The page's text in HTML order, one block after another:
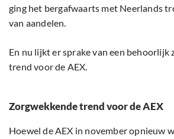
ging het bergafwaarts met Neerlands
van aandelen.
En nu lijkt er sprake van een behoorlijk
trend voor de AEX.
Zorgwekkende trend voor de AEX
Hoewel de AEX in november opnieuw